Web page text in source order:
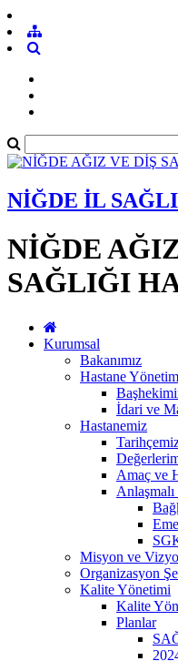
NİĞDE İL
NİĞDE
SAĞLIĞI
Kurumsal
Bakanımız
Hastane
İdari ve
Hastanemiz
Amaç ve
Misyon ve
Organizasyon
Kalite Yönetimi
Kalite
Planlar